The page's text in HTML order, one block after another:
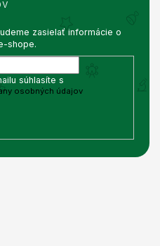
zasielať informácie o
shope.
súhlasíte s
osobných údajov